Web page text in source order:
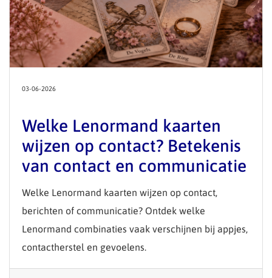
03-06-2026
Welke Lenormand kaarten
wijzen op contact? Betekenis
van contact en communicatie
Welke Lenormand kaarten wijzen op contact,
berichten of communicatie? Ontdek welke
Lenormand combinaties vaak verschijnen bij appjes,
contactherstel en gevoelens.